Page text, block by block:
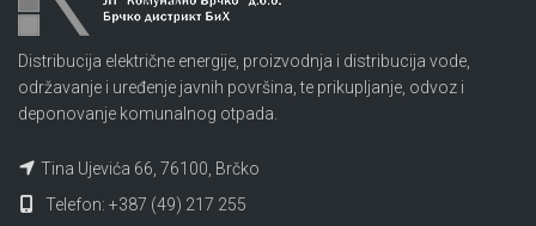
Distribucija električne energije, proizvodnja i distribucija vode,
održavanje i uređenje javnih površina, te prikupljanje, odvoz i
deponovanje komunalnog otpada.
Tina Ujevića 66, 76100, Brčko
Telefon: +387 (49) 217 255